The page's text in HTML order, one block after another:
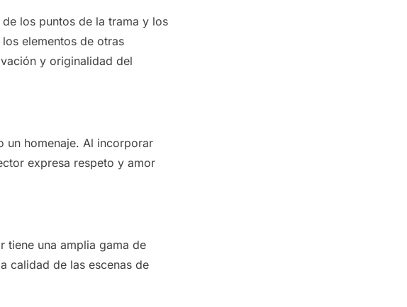
los puntos de la trama y los
elementos de otras
y originalidad del
un homenaje. Al incorporar
expresa respeto y amor
tiene una amplia gama de
calidad de las escenas de